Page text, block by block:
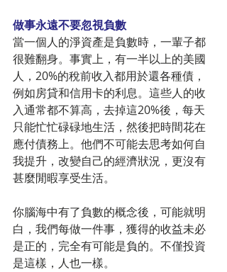
做事永遠不要忽視負數
當一個人的淨資產是負數時，一輩子都
很難翻身。事實上，有一半以上的美國
人，20%的稅前收入都用於還各種債，
例如房貸和信用卡的利息。這些人的收
入通常都不算高，去掉這20%後，每天
只能忙忙碌碌地生活，然後把時間花在
應付債務上。他們不可能去思考如何自
我提升，改變自己的經濟狀況，更沒有
甚麼閒暇享受生活。
你腦海中有了負數的概念後，可能就明
白，我們每做一件事，獲得的收益未必
是正的，完全有可能是負的。不僅投資
是這樣，人也一樣。